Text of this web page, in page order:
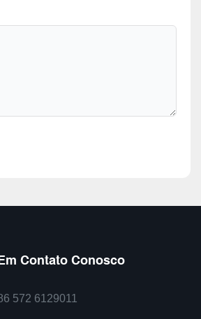
Contato Conosco
572 6129011